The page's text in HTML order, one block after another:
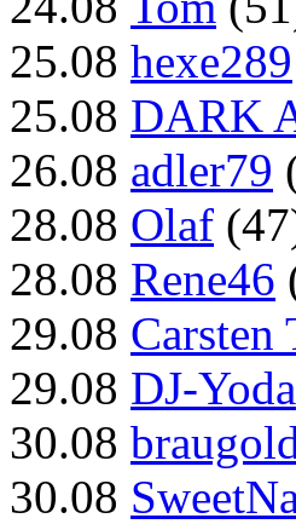
25.08 hexe289
25.08 DARK
26.08 adler79
28.08 Olaf
28.08 Rene46
29.08 Carsten
29.08 DJ-Yoda
30.08
30.08